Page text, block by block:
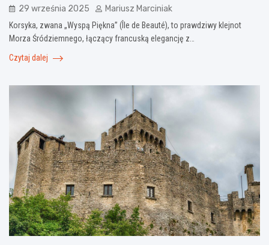
29 września 2025 Mariusz Marciniak
Korsyka, zwana „Wyspą Piękna” (Île de Beauté), to prawdziwy klejnot
Morza Śródziemnego, łączący francuską elegancję z…
Czytaj dalej